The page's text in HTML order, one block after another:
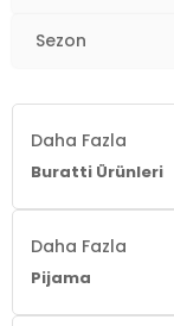
Yaş Grubu:
Sezon
Daha Fazla
Buratti Ürünleri
Daha Fazla
Pijama